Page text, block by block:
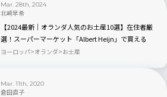
Mar. 28th, 2024
北崎早希
【2024最新｜オランダ人気のお土産10選】在住者厳
選！スーパーマーケット「Albert Heijn」で買える
ヨーロッパ オランダ お土産
Mar. 11th, 2020
倉田直子